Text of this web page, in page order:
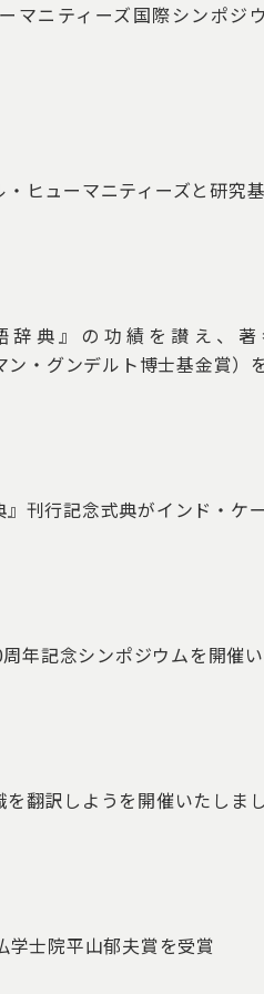
マニティーズ国際シンポジ
ヒューマニティーズと研究
辞典』の功績を讃え、
・グンデルト博士基金賞）
』刊行記念式典がインド・ケ
年記念シンポジウムを開催
翻訳しようを開催いたしまし
学士院平山郁夫賞を受賞